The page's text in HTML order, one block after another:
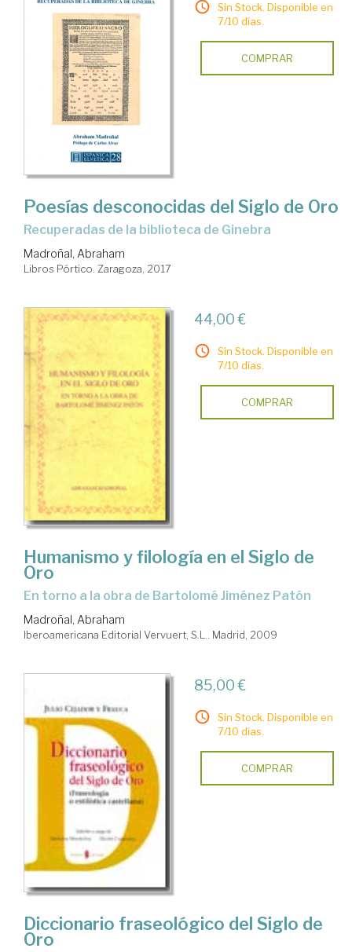
Sin Stock. Disponible en
7/10 días.
COMPRAR
Poesías desconocidas del Siglo de Oro
recuperadas de la biblioteca de Ginebra
Madroñal, Abraham
Libros Pórtico. Zaragoza, 2017
44,00 €
Sin Stock. Disponible en
7/10 días.
COMPRAR
Humanismo y filología en el Siglo de
Oro
en torno a la obra de Bartolomé Jiménez Patón
Madroñal, Abraham
Iberoamericana Editorial Vervuert, S.L.. Madrid, 2009
85,00 €
Sin Stock. Disponible en
7/10 días.
COMPRAR
Diccionario fraseológico del Siglo de
Oro